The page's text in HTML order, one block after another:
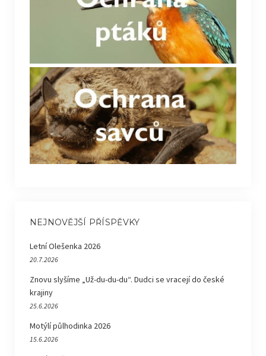
NEJNOVĚJŠÍ PŘÍSPĚVKY
Letní Olešenka 2026
20.7.2026
Znovu slyšíme „Už-du-du-du“. Dudci se vracejí do české
krajiny
25.6.2026
Motýlí půlhodinka 2026
15.6.2026